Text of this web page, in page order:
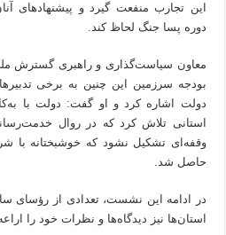
این تجارب منفعت گیرد و پیشنهادهای
دوره پسا جنگ لحاظ کند.
معاون سیاست‌گذاری و راهبری گسترش
بودجه سرزمین این چنین به برخی
دولت اشاره کرد و او گفت: دولت با
استانی تلاش کرد که در روال
وقفه‌ای تشکیل نشود که خوشبختانه با
حاصل شد.
در ادامه این نشست، تعدادی از رؤسای
استان‌ها نیز دیدگاه‌ها و نظرات خود را